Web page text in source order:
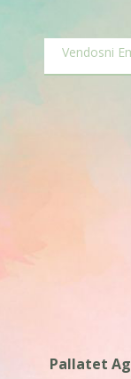
Pallatet